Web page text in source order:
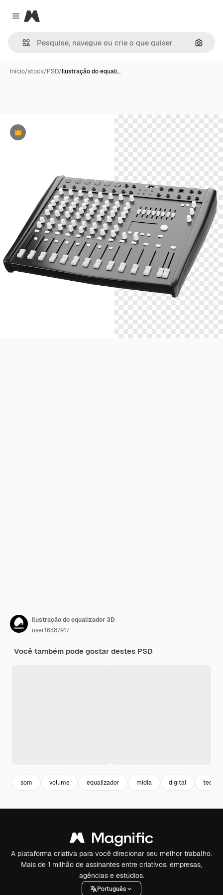
Close menu
Magnific
Início/stock/PSD/Ilustração do equali…
Premium
Ilustração do equalizador 3D
user16487917
Você também pode gostar destes PSD
som volume equalizador midia digital
A plataforma criativa para você direcionar seu melhor trabalho.
Mais de 1 milhão de assinantes entre criativos, empresas,
agências e estúdios.
Português